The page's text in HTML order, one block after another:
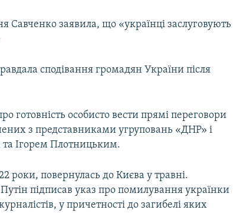
Савченко заявила, що «українці заслуговують
сподівання громадян України після
готовність особисто вести прямі переговори
з представниками угруповань «ДНР» і
Ігорем Плотницьким.
роки, повернулась до Києва у травні.
підписав указ про помилування українки
у причетності до загибелі яких